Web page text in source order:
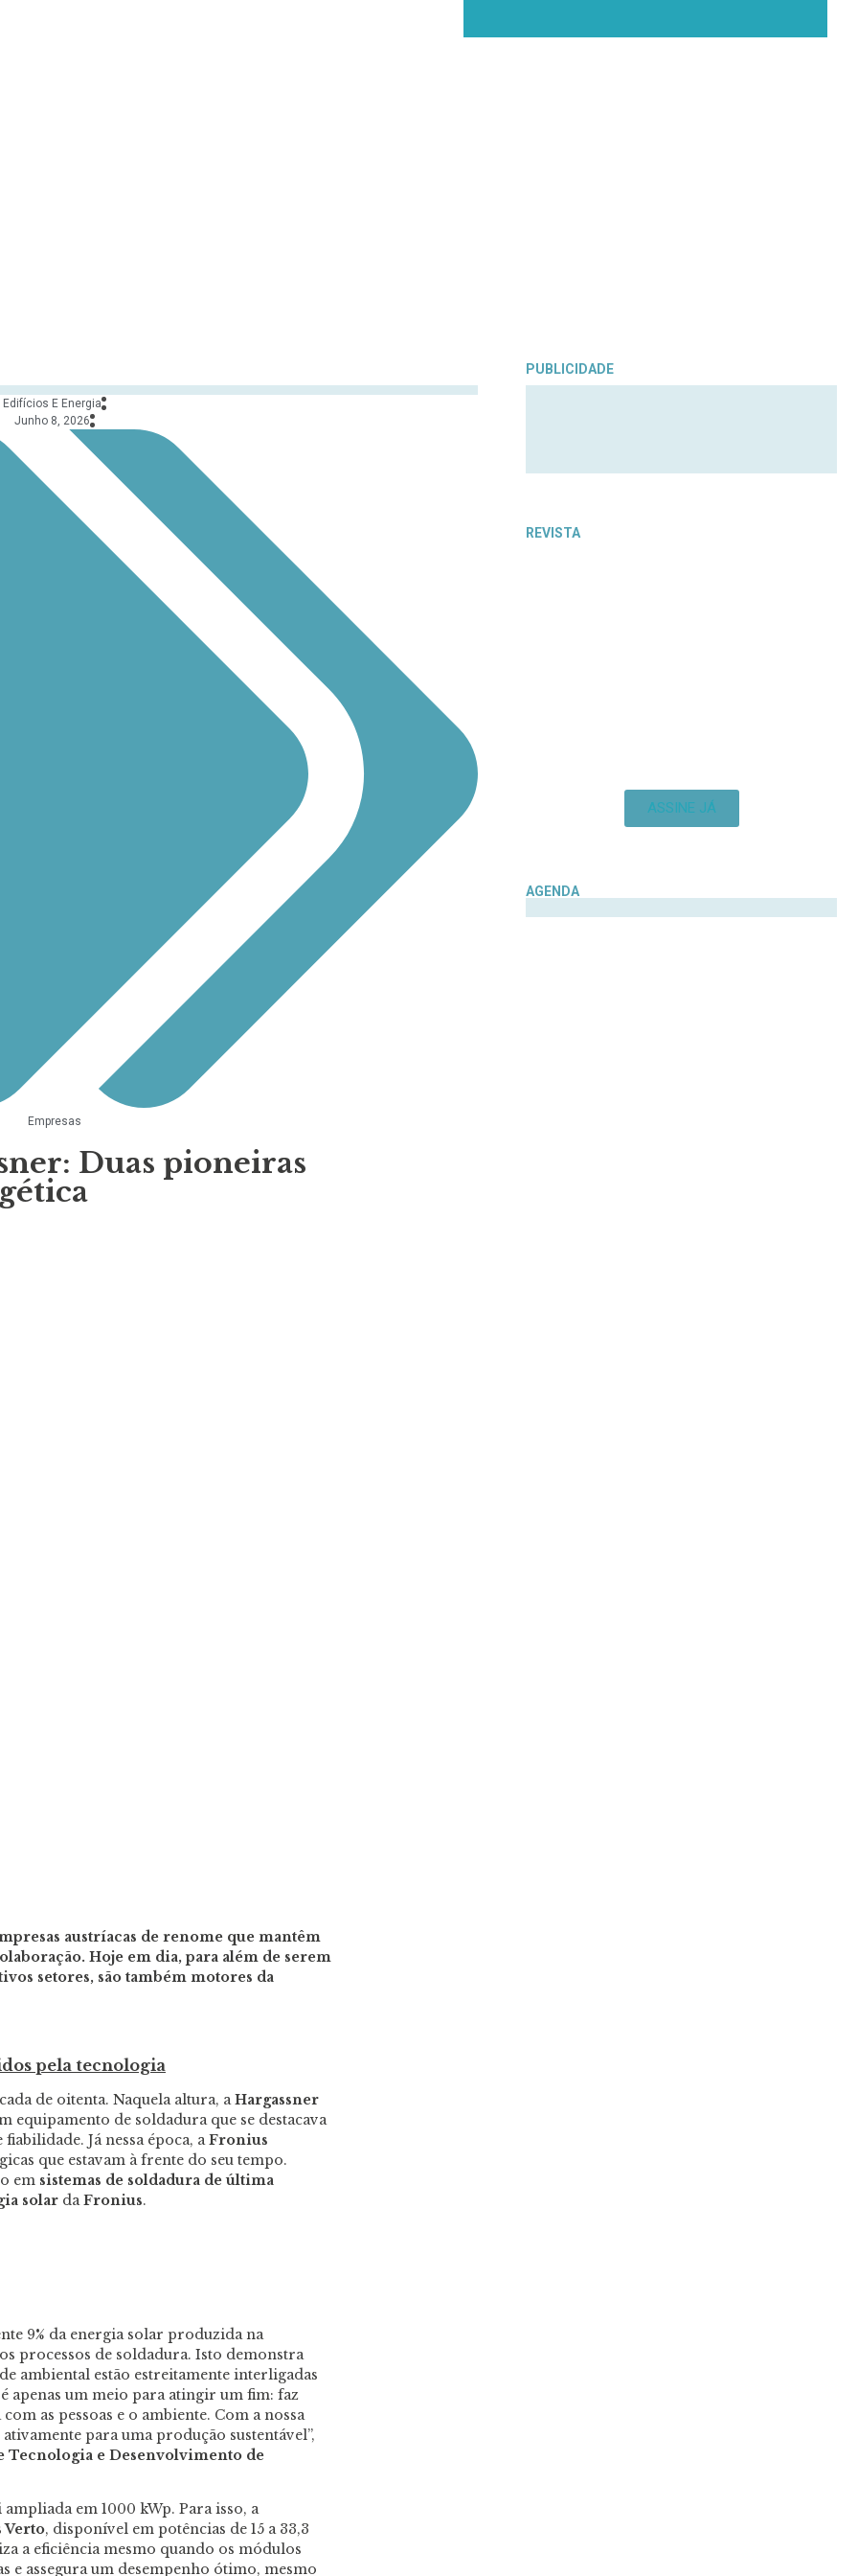
Edifícios E Energia
Junho 8, 2026
Empresas
Duas pioneiras
austríacas de renome que mantêm
Hoje em dia, para além de serem
setores, são também motores da
pela tecnologia
de oitenta. Naquela altura, aHargassner
equipamento de soldadura que se destacava
Já nessa época, aFronius
que estavam à frente do seu tempo.
em sistemas de soldadura de última
solar daFronius.
9% da energia solar produzida na
processos de soldadura. Isto demonstra
ambiental estão estreitamente interligadas
apenas um meio para atingir um fim: faz
as pessoas e o ambiente. Com a nossa
para uma produção sustentável”,
e Desenvolvimento de
em 1000 kWp. Para isso, a
Verto, disponível em potências de 15 a 33,3
a eficiência mesmo quando os módulos
e assegura um desempenho ótimo, mesmo
PUBLICIDADE
REVISTA
ASSINE JÁ
AGENDA